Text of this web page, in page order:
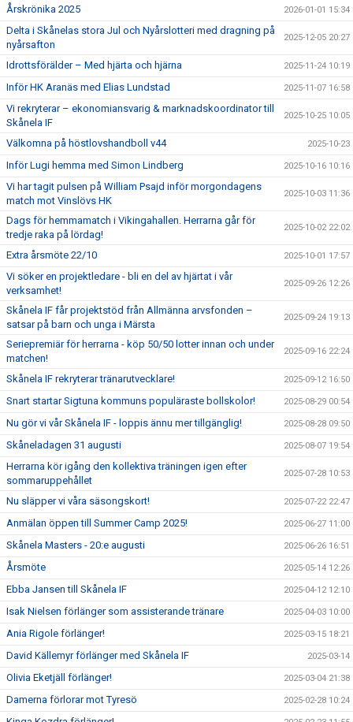
Årskrönika 2025 2026-01-01 15:34
Delta i Skånelas stora Jul och Nyårslotteri med dragning på
nyårsafton
2025-12-05 20:27
Idrottsförälder – Med hjärta och hjärna 2025-11-24 10:19
Inför HK Aranäs med Elias Lundstad 2025-11-07 16:58
Vi rekryterar – ekonomiansvarig & marknadskoordinator till
Skånela IF
2025-10-25 10:05
Välkomna på höstlovshandboll v44 2025-10-23
Inför Lugi hemma med Simon Lindberg 2025-10-16 10:16
Vi har tagit pulsen på William Psajd inför morgondagens
match mot Vinslövs HK
2025-10-03 11:36
Dags för hemmamatch i Vikingahallen. Herrarna går för
tredje raka på lördag!
2025-10-02 22:02
Extra årsmöte 22/10 2025-10-01 17:57
Vi söker en projektledare - bli en del av hjärtat i vår
verksamhet!
2025-09-26 12:26
Skånela IF får projektstöd från Allmänna arvsfonden –
satsar på barn och unga i Märsta
2025-09-24 19:13
Seriepremiär för herrarna - köp 50/50 lotter innan och under
matchen!
2025-09-16 22:24
Skånela IF rekryterar tränarutvecklare! 2025-09-12 16:50
Snart startar Sigtuna kommuns populäraste bollskolor! 2025-08-29 00:54
Nu gör vi vår Skånela IF - loppis ännu mer tillgänglig! 2025-08-28 09:50
Skåneladagen 31 augusti 2025-08-07 19:54
Herrarna kör igång den kollektiva träningen igen efter
sommaruppehållet
2025-07-28 10:53
Nu släpper vi våra säsongskort! 2025-07-22 22:47
Anmälan öppen till Summer Camp 2025! 2025-06-27 11:00
Skånela Masters - 20:e augusti 2025-06-26 16:51
Årsmöte 2025-05-14 12:26
Ebba Jansen till Skånela IF 2025-04-12 12:10
Isak Nielsen förlänger som assisterande tränare 2025-04-03 10:00
Ania Rigole förlänger! 2025-03-15 18:21
David Källemyr förlänger med Skånela IF 2025-03-14
Olivia Eketjäll förlänger! 2025-03-04 21:38
Damerna förlorar mot Tyresö 2025-02-28 10:24